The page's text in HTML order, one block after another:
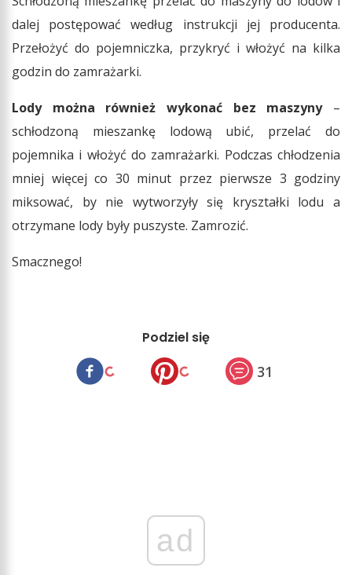
dalej postępować według instrukcji jej producenta.
Przełożyć do pojemniczka, przykryć i włożyć na kilka
godzin do zamrażarki.
Lody można również wykonać bez maszyny–
schłodzoną mieszankę lodową ubić, przelać do
pojemnika i włożyć do zamrażarki. Podczas chłodzenia
mniej więcej co 30 minut przez pierwsze 3 godziny
miksować, by nie wytworzyły się kryształki lodu a
otrzymane lody były puszyste. Zamrozić.
Smacznego!
Podziel się
31
ad